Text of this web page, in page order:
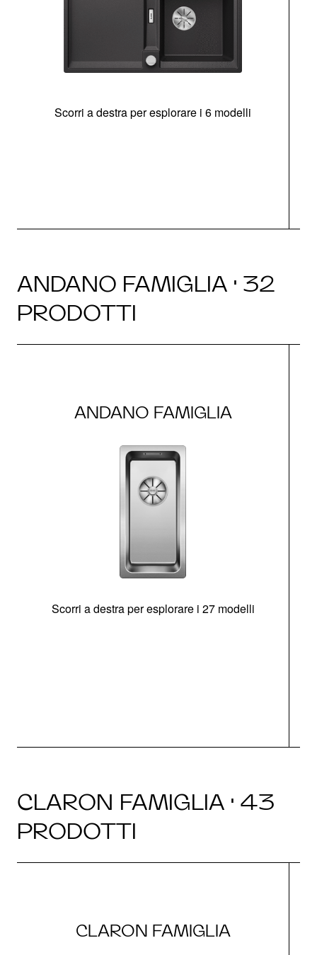
Scorri a destra per esplorare i 6 modelli
ANDANO FAMIGLIA · 32
PRODOTTI
ANDANO FAMIGLIA
Scorri a destra per esplorare i 27 modelli
CLARON FAMIGLIA · 43
PRODOTTI
CLARON FAMIGLIA